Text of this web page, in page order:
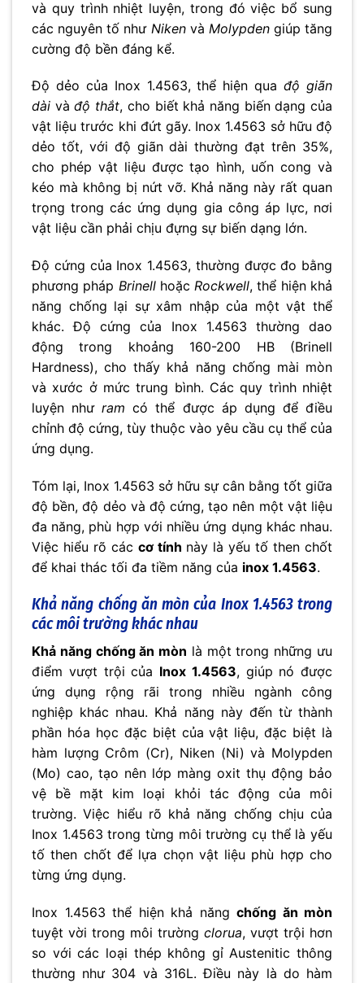
và quy trình nhiệt luyện, trong đó việc bổ sung
các nguyên tố như Nikenvà Molypdengiúp tăng
cường độ bền đáng kể.
Độ dẻo của Inox 1.4563, thể hiện quađộ giãn
dài vàđộ thắt, cho biết khả năng biến dạng của
vật liệu trước khi đứt gãy. Inox 1.4563 sở hữu độ
dẻo tốt, với độ giãn dài thường đạt trên 35%,
cho phép vật liệu được tạo hình, uốn cong và
kéo mà không bị nứt vỡ. Khả năng này rất quan
trọng trong các ứng dụng gia công áp lực, nơi
vật liệu cần phải chịu đựng sự biến dạng lớn.
Độ cứng của Inox 1.4563, thường được đo bằng
phương pháp BrinellhoặcRockwell, thể hiện khả
năng chống lại sự xâm nhập của một vật thể
khác. Độ cứng của Inox 1.4563 thường dao
động trong khoảng 160-200 HB (Brinell
Hardness), cho thấy khả năng chống mài mòn
và xước ở mức trung bình. Các quy trình nhiệt
luyện nhưram có thể được áp dụng để điều
chỉnh độ cứng, tùy thuộc vào yêu cầu cụ thể của
ứng dụng.
Tóm lại, Inox 1.4563 sở hữu sự cân bằng tốt giữa
độ bền, độ dẻo và độ cứng, tạo nên một vật liệu
đa năng, phù hợp với nhiều ứng dụng khác nhau.
Việc hiểu rõ các cơ tính này là yếu tố then chốt
để khai thác tối đa tiềm năng của inox 1.4563.
Khả năng chống ăn mòn của Inox 1.4563 trong
các môi trường khác nhau
Khả năng chống ăn mòn là một trong những ưu
điểm vượt trội của Inox 1.4563, giúp nó được
ứng dụng rộng rãi trong nhiều ngành công
nghiệp khác nhau. Khả năng này đến từ thành
phần hóa học đặc biệt của vật liệu, đặc biệt là
hàm lượng Crôm (Cr), Niken (Ni) và Molypden
(Mo) cao, tạo nên lớp màng oxit thụ động bảo
vệ bề mặt kim loại khỏi tác động của môi
trường. Việc hiểu rõ khả năng chống chịu của
Inox 1.4563 trong từng môi trường cụ thể là yếu
tố then chốt để lựa chọn vật liệu phù hợp cho
từng ứng dụng.
Inox 1.4563 thể hiện khả năng chống ăn mòn
tuyệt vời trong môi trường clorua, vượt trội hơn
so với các loại thép không gỉ Austenitic thông
thường như 304 và 316L. Điều này là do hàm